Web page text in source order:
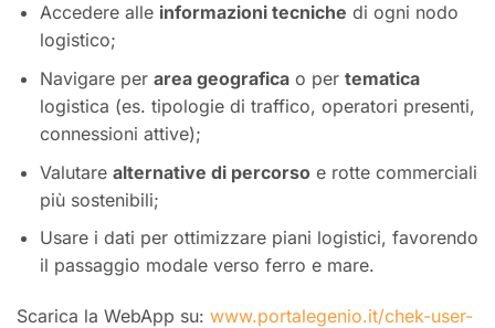
Accedere alle informazioni tecniche di ogni nodo
logistico;
Navigare per area geograficao per tematica
logistica (es. tipologie di traffico, operatori presenti,
connessioni attive);
Valutare alternative di percorsoe rotte commerciali
più sostenibili;
Usare i dati per ottimizzare piani logistici, favorendo
il passaggio modale verso ferro e mare.
Scarica la WebApp su: www.portalegenio.it/chek-user-